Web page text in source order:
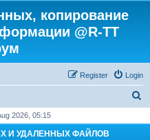
копирование
@R-TT
Login
Register
2026, 05:15
И УДАЛЕННЫХ ФАЙЛОВ